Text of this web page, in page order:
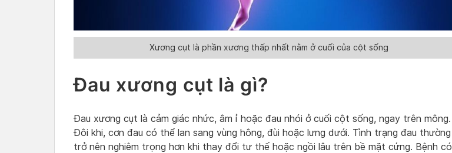
Xương cụt là phần xương thấp nhất nằm ở cuối của cột sống
Đau xương cụt là gì?
Đau xương cụt là cảm giác nhức, âm ỉ hoặc đau nhói ở cuối cột sống, ngay trên mông.
Đôi khi, cơn đau có thể lan sang vùng hông, đùi hoặc lưng dưới. Tình trạng đau thường
trở nên nghiêm trọng hơn khi thay đổi tư thế hoặc ngồi lâu trên bề mặt cứng. Bệnh có